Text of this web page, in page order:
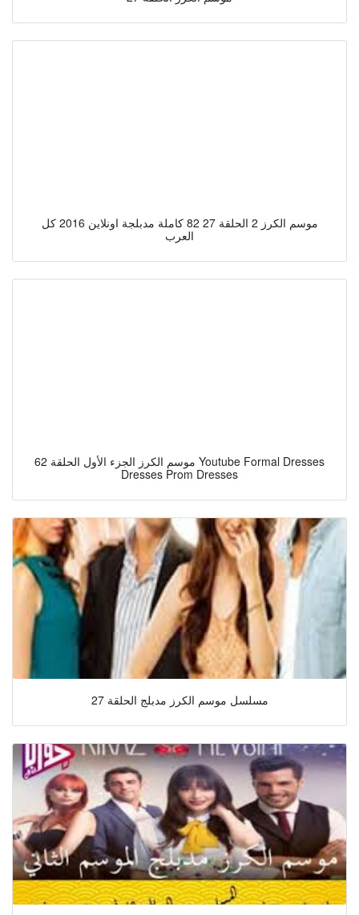
موسم الكرز 2 الحلقة 27 82 كاملة مدبلجة اونلاين 2016 كل
العرب
موسم الكرز الجزء الأول الحلقة 62 Youtube Formal Dresses
Dresses Prom Dresses
مسلسل موسم الكرز مدبلج الحلقة 27